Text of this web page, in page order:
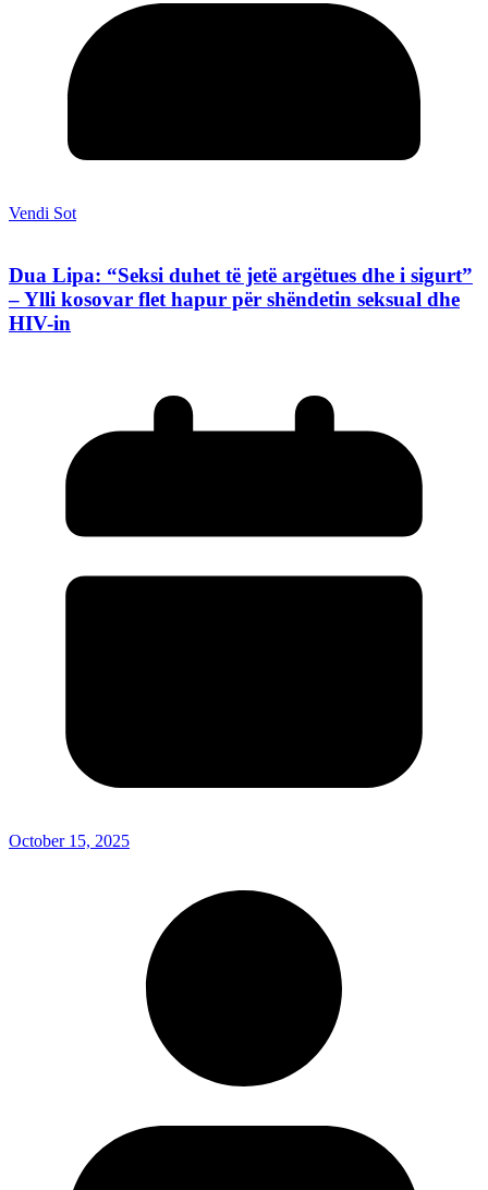
Vendi Sot
Dua Lipa: “Seksi duhet të jetë argëtues dhe i sigurt”
– Ylli kosovar flet hapur për shëndetin seksual dhe
HIV-in
October 15, 2025